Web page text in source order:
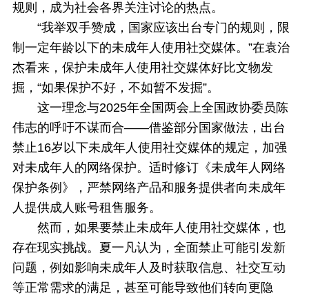
规则，成为社会各界关注讨论的热点。
“我举双手赞成，国家应该出台专门的规则，限
制一定年龄以下的未成年人使用社交媒体。”在袁治
杰看来，保护未成年人使用社交媒体好比文物发
掘，“如果保护不好，不如暂不发掘”。
这一理念与2025年全国两会上全国政协委员陈
伟志的呼吁不谋而合——借鉴部分国家做法，出台
禁止16岁以下未成年人使用社交媒体的规定，加强
对未成年人的网络保护。适时修订《未成年人网络
保护条例》，严禁网络产品和服务提供者向未成年
人提供成人账号租售服务。
然而，如果要禁止未成年人使用社交媒体，也
存在现实挑战。夏一凡认为，全面禁止可能引发新
问题，例如影响未成年人及时获取信息、社交互动
等正常需求的满足，甚至可能导致他们转向更隐